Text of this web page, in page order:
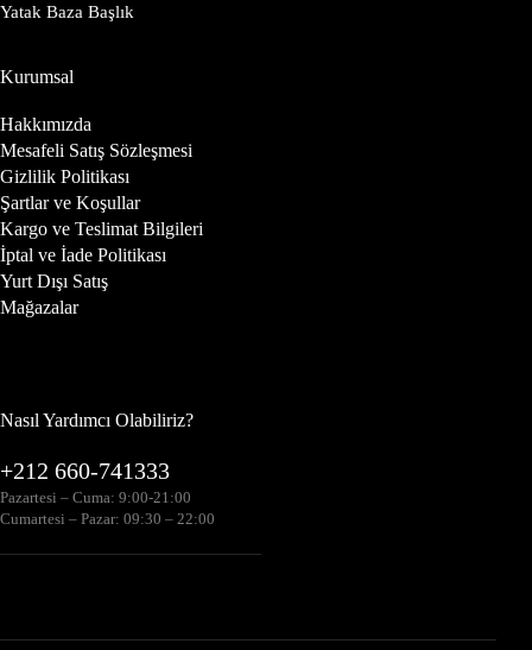
Yatak Baza Başlık
Kurumsal
Hakkımızda
Mesafeli Satış Sözleşmesi
Gizlilik Politikası
Şartlar ve Koşullar
Kargo ve Teslimat Bilgileri
İptal ve İade Politikası
Yurt Dışı Satış
Mağazalar
Nasıl Yardımcı Olabiliriz?
+212 660-741333
Pazartesi – Cuma: 9:00-21:00
Cumartesi – Pazar: 09:30 – 22:00